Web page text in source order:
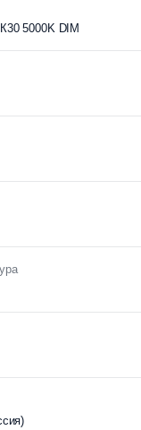
5000K DIM